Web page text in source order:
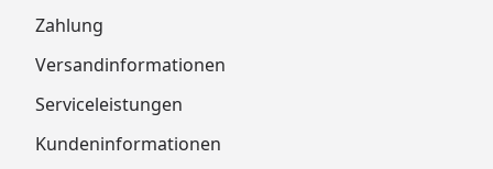
Zahlung
Versandinformationen
Serviceleistungen
Kundeninformationen